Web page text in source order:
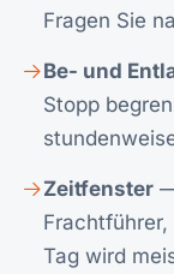
Fragen Sie
Be- und
Stopp
Zeitfenster
Tag wird